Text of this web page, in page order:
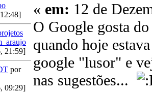
21:59]
por
09:29]
« em: 12 de
O Google gosta
quando hoje
google "lusor" e
nas sugestões...